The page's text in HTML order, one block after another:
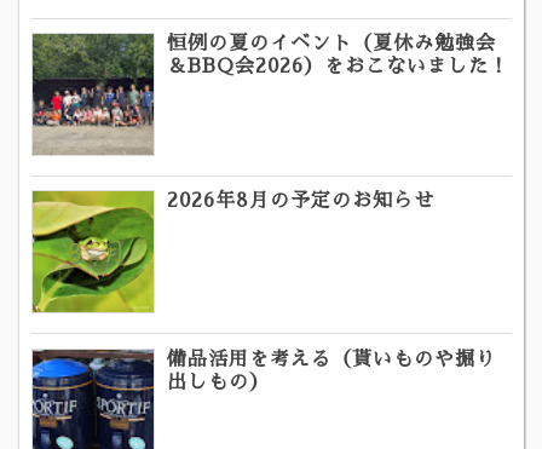
恒例の夏のイベント（夏休み勉強会
＆BBQ会2026）をおこないました！
2026年8月の予定のお知らせ
備品活用を考える（貰いものや掘り
出しもの）